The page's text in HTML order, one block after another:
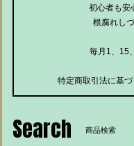
初心者も安
根腐れし
毎月1、15
特定商取引法に基づ
Search 商品検索